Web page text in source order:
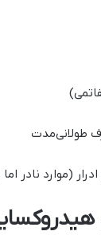
طولانی‌مدت
(موارد نادر